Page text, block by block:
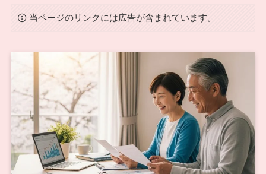
当ページのリンクには広告が含まれています。